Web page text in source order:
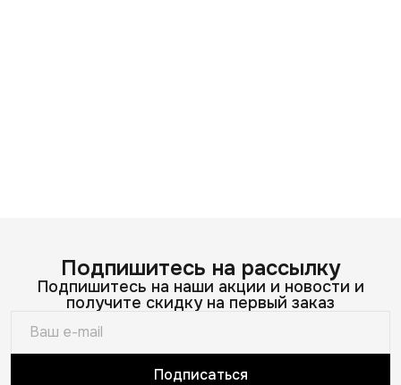
Подпишитесь на рассылку
Подпишитесь на наши акции и новости и
получите скидку на первый заказ
Подписаться